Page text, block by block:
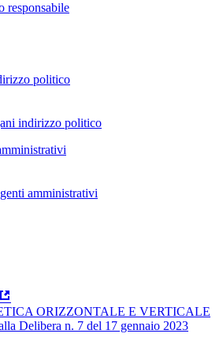
responsabile
politico
indirizzo politico
amministrativi
ORIZZONTALE E VERTICALE
Delibera n. 7 del 17 gennaio 2023